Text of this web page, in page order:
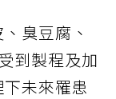
臭豆腐、
到製程及加
未來罹患